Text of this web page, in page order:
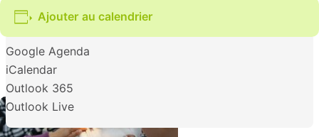
Ajouter au calendrier
Google Agenda
iCalendar
Outlook 365
Outlook Live